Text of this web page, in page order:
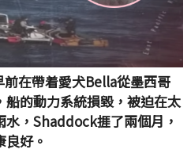
在帶着愛犬Bella從墨西哥
的動力系統損毀，被迫在太
，Shaddock捱了兩個月，
好。